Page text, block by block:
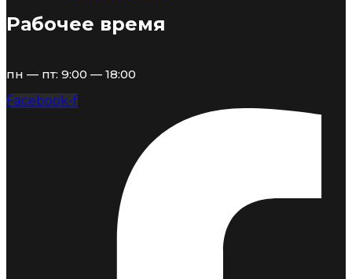
Рабочее время
пн — пт: 9:00 — 18:00
Facebook-f